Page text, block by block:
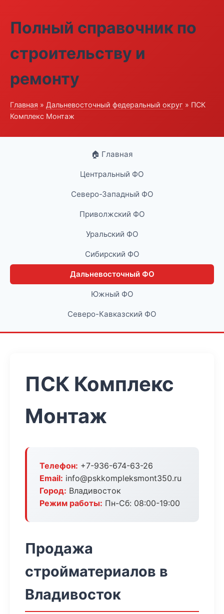
Полный справочник по
строительству и
ремонту
Главная » Дальневосточный федеральный округ » ПСК
Комплекс Монтаж
🏠 Главная
Центральный ФО
Северо-Западный ФО
Приволжский ФО
Уральский ФО
Сибирский ФО
Дальневосточный ФО
Южный ФО
Северо-Кавказский ФО
ПСК Комплекс
Монтаж
Телефон: +7-936-674-63-26
Email: info@pskkompleksmont350.ru
Город: Владивосток
Режим работы: Пн-Сб: 08:00-19:00
Продажа
стройматериалов в
Владивосток